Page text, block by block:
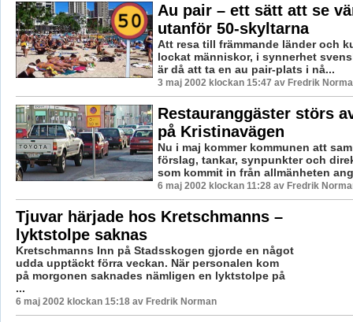
Au pair – ett sätt att se
utanför 50-skyltarna
Att resa till främmande länder och
lockat människor, i synnerhet
är då att ta en au pair-plats i nå...
3 maj 2002 klockan 15:47 av Fredrik
Restauranggäster störs
på Kristinavägen
Nu i maj kommer kommunen att
förslag, tankar, synpunkter och
som kommit in från allmänheten
6 maj 2002 klockan 11:28 av Fredrik
Tjuvar härjade hos Kretschmanns –
lyktstolpe saknas
Kretschmanns Inn på Stadsskogen gjorde en något
udda upptäckt förra veckan. När personalen kom
på morgonen saknades nämligen en lyktstolpe på
...
6 maj 2002 klockan 15:18 av Fredrik Norman